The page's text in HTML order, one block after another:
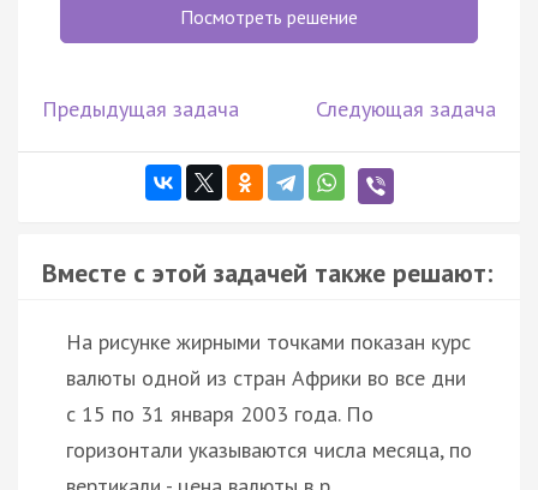
Посмотреть решение
Предыдущая задача Следующая задача
Вместе с этой задачей также решают:
На рисунке жирными точками показан курс
валюты одной из стран Африки во все дни
с 15 по 31 января 2003 года. По
горизонтали указываются числа месяца, по